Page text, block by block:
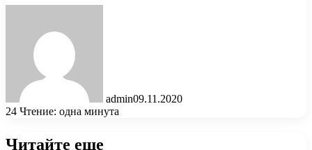
admin09.11.2020
24 Чтение: одна минута
Читайте еще